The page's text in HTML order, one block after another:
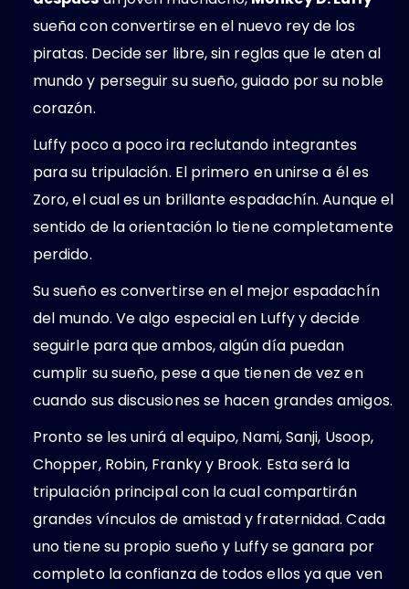
sueña con convertirse en el nuevo rey de los
piratas. Decide ser libre, sin reglas que le aten al
mundo y perseguir su sueño, guiado por su noble
corazón.
Luffy poco a poco ira reclutando integrantes
para su tripulación. El primero en unirse a él es
Zoro, el cual es un brillante espadachín. Aunque el
sentido de la orientación lo tiene completamente
perdido.
Su sueño es convertirse en el mejor espadachín
del mundo. Ve algo especial en Luffy y decide
seguirle para que ambos, algún día puedan
cumplir su sueño, pese a que tienen de vez en
cuando sus discusiones se hacen grandes amigos.
Pronto se les unirá al equipo, Nami, Sanji, Usoop,
Chopper, Robin, Franky y Brook. Esta será la
tripulación principal con la cual compartirán
grandes vínculos de amistad y fraternidad. Cada
uno tiene su propio sueño y Luffy se ganara por
completo la confianza de todos ellos ya que ven